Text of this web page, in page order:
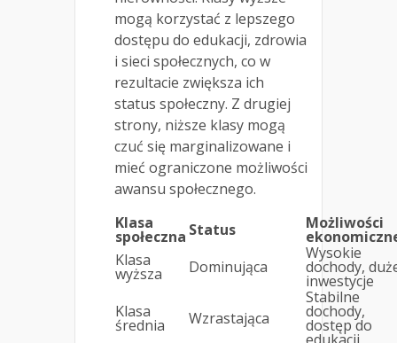
mogą korzystać z lepszego
dostępu do edukacji, zdrowia
i sieci społecznych, co w
rezultacie zwiększa ich
status społeczny. Z drugiej
strony, niższe klasy mogą
czuć się marginalizowane i
mieć ograniczone możliwości
awansu społecznego.
Klasa
społeczna Status Możliwości
Klasa
wyższa Dominująca
Wysokie
dochody,
inwestycje
Klasa
średnia Wzrastająca
Stabilne
dochody,
dostęp do